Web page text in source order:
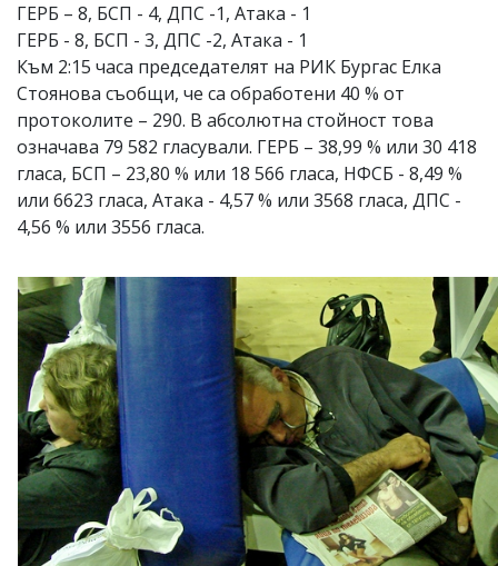
ГЕРБ – 8, БСП - 4, ДПС -1, Атака - 1
ГЕРБ - 8, БСП - 3, ДПС -2, Атака - 1
Към 2:15 часа председателят на РИК Бургас Елка
Стоянова съобщи, че са обработени 40 % от
протоколите – 290. В абсолютна стойност това
означава 79 582 гласували. ГЕРБ – 38,99 % или 30 418
гласа, БСП – 23,80 % или 18 566 гласа, НФСБ - 8,49 %
или 6623 гласа, Атака - 4,57 % или 3568 гласа, ДПС -
4,56 % или 3556 гласа.